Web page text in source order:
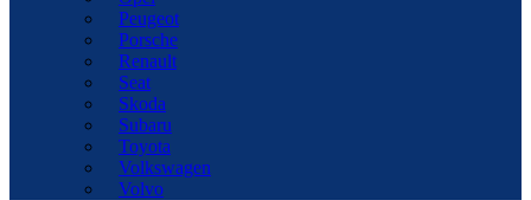
Peugeot
Porsche
Renault
Seat
Skoda
Subaru
Toyota
Volkswagen
Volvo